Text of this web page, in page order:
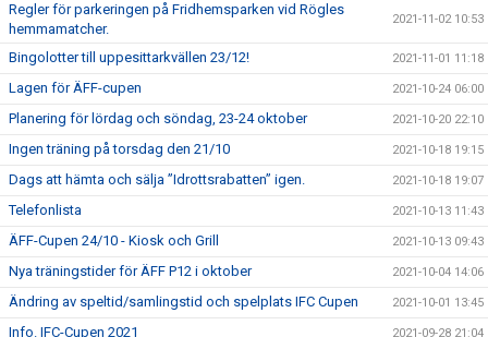
Regler för parkeringen på Fridhemsparken vid Rögles
hemmamatcher.
2021-11-02 10:53
Bingolotter till uppesittarkvällen 23/12! 2021-11-01 11:18
Lagen för ÄFF-cupen 2021-10-24 06:00
Planering för lördag och söndag, 23-24 oktober 2021-10-20 22:10
Ingen träning på torsdag den 21/10 2021-10-18 19:15
Dags att hämta och sälja ”Idrottsrabatten” igen. 2021-10-18 19:07
Telefonlista 2021-10-13 11:43
ÄFF-Cupen 24/10 - Kiosk och Grill 2021-10-13 09:43
Nya träningstider för ÄFF P12 i oktober 2021-10-04 14:06
Ändring av speltid/samlingstid och spelplats IFC Cupen 2021-10-01 13:45
Info. IFC-Cupen 2021 2021-09-28 21:04